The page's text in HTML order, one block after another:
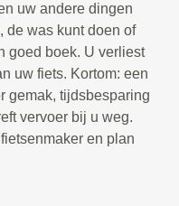
uw andere dingen
de was kunt doen of
goed boek. U verliest
uw fiets. Kortom: een
gemak, tijdsbesparing
vervoer bij u weg.
en plan